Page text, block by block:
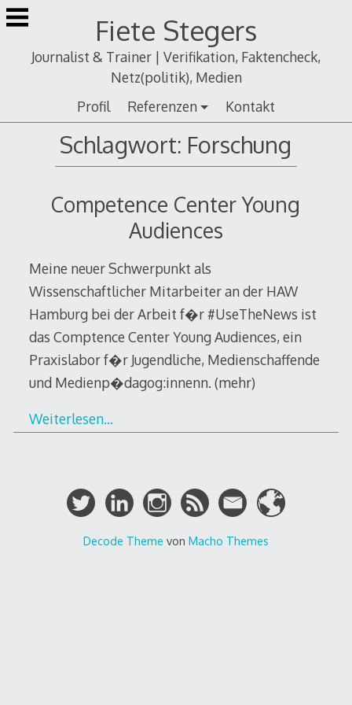
Zum
Inhalt
Fiete Stegers
Journalist & Trainer | Verifikation, Faktencheck,
Netz(politik), Medien
Profil
Referenzen Kontakt
Schlagwort: Forschung
Competence Center Young
Audiences
Meine neuer Schwerpunkt als
Wissenschaftlicher Mitarbeiter an der HAW
Hamburg bei der Arbeit f�r #UseTheNews ist
das Comptence Center Young Audiences, ein
Praxislabor f�r Jugendliche, Medienschaffende
und Medienp�dagog:innenn. (mehr)
Weiterlesen…
Decode Theme von Macho Themes